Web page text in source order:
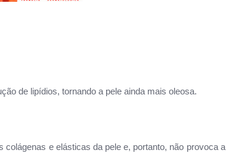
de lipídios, tornando a pele ainda mais oleosa.
e elásticas da pele e, portanto, não provoca a